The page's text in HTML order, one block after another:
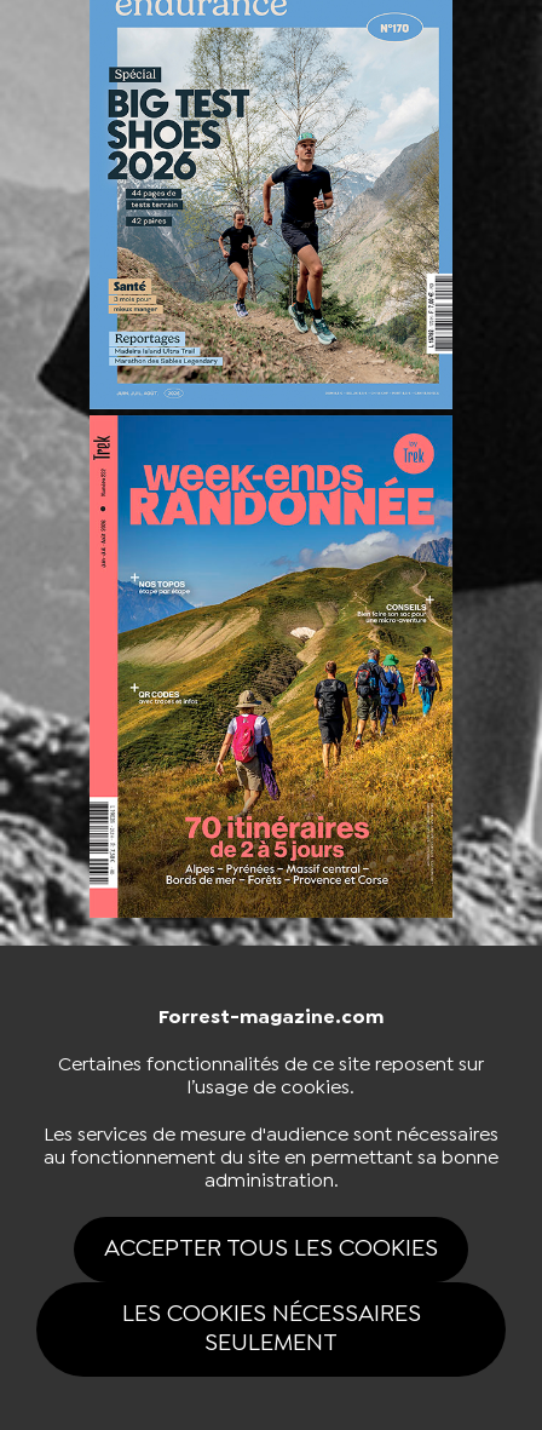
Forrest-magazine.com
Certaines fonctionnalités de ce site reposent sur
l’usage de cookies.
Les services de mesure d'audience sont nécessaires
au fonctionnement du site en permettant sa bonne
administration.
ACCEPTER TOUS LES COOKIES
LES COOKIES NÉCESSAIRES
SEULEMENT
NOUS CONTACTER BOUTIQUE
NOUS SUIVRE
Tous drois réservés Forrest-magazine.com 2026 |
Politique de confidentialité|Gestion des cookies